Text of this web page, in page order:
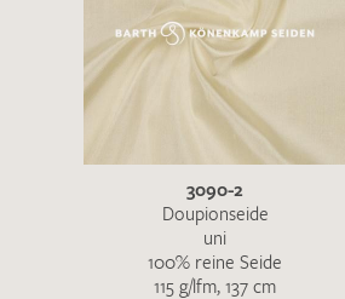
3090-2
Doupionseide
uni
100% reine Seide
115 g/lfm, 137 cm